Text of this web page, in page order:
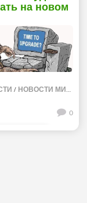
на новом
/ НОВОСТИ МИРА ИНТЕРНЕТ
0